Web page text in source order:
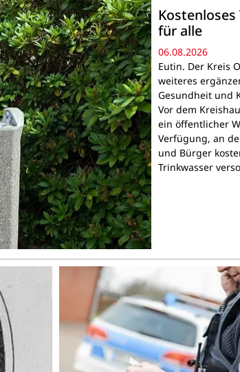
für alle
06.08.2026
Eutin. Der Kreis
weiteres
Gesundheit und
Vor dem
ein öffentlicher
Verfügung, an
und Bürger
Trinkwasser